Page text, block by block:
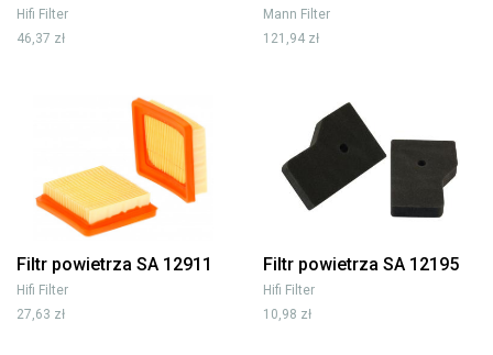
Hifi Filter
46,37 zł
Mann Filter
121,94 zł
Filtr powietrza SA 12911
Hifi Filter
27,63 zł
Filtr powietrza SA 12195
Hifi Filter
10,98 zł